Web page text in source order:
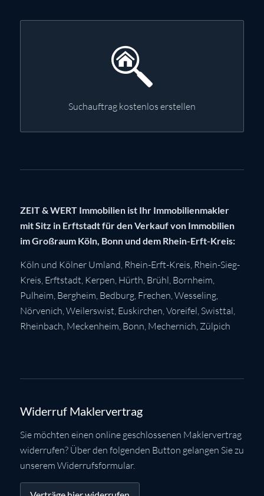
Suchauftrag kostenlos erstellen
ZEIT & WERT Immobilien ist Ihr Immobilienmakler
mit Sitz in Erftstadt für den Verkauf von Immobilien
im Großraum Köln, Bonn und dem Rhein-Erft-Kreis:
Köln und Kölner Umland, Rhein-Erft-Kreis Rhein-Sieg-
Kreis Erftstadt Kerpen Hürth Brühl Bornheim
Pulheim Bergheim Bedburg, Frechen Wesseling,
Nörvenich Weilerswist Euskirchen , Voreifel, Swisttal
Rheinbach Meckenheim Bonn Mechernich Zülpich
Widerruf Maklervertrag
Sie möchten einen online geschlossenen Maklervertrag
widerrufen? Über den folgenden Button gelangen Sie zu
unserem Widerrufsformular.